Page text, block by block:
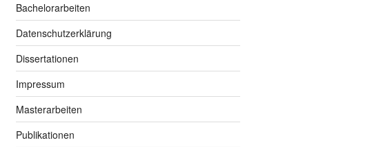
Bachelorarbeiten
Datenschutzerklärung
Dissertationen
Impressum
Masterarbeiten
Publikationen